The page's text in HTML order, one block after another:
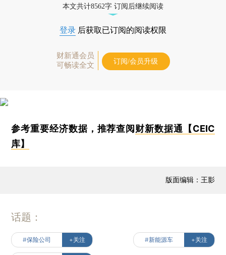
本文共计8562字 订阅后继续阅读
登录 后获取已订阅的阅读权限
财新通会员
可畅读全文
订阅/会员升级
参考重要经济数据，推荐查阅 财新数据通【CEIC
库】
版面编辑：王影
话题：
#保险公司 +关注 #新能源车 +关注